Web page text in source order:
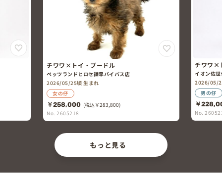
チワワ×トイ・プードル
ペッツランドヒロセ諫早バイパス店
2026/05/25頃 生まれ
(税込￥283,800)
チワワ×トイ・プードル
イオン佐世保白岳店ペットコ
2026/05/25頃 生まれ
(税込￥
もっと見る